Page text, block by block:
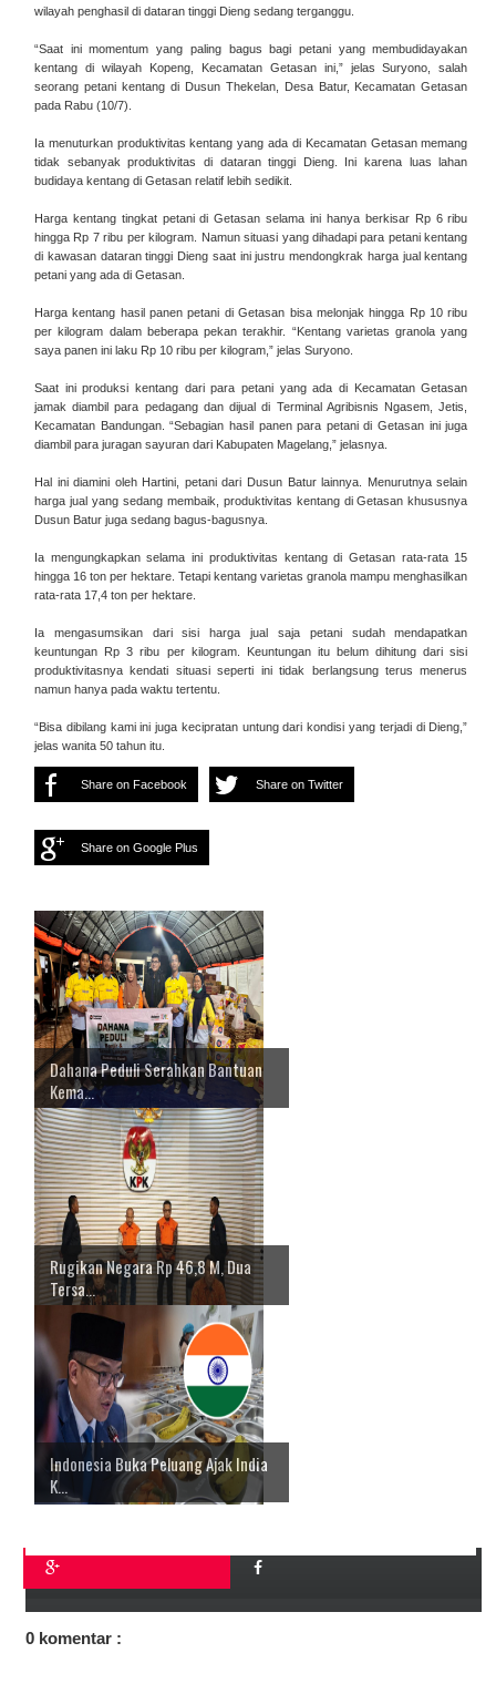
wilayah penghasil di dataran tinggi Dieng sedang terganggu.
“Saat ini momentum yang paling bagus bagi petani yang membudidayakan
kentang di wilayah Kopeng, Kecamatan Getasan ini,” jelas Suryono, salah
seorang petani kentang di Dusun Thekelan, Desa Batur, Kecamatan Getasan
pada Rabu (10/7).
Ia menuturkan produktivitas kentang yang ada di Kecamatan Getasan memang
tidak sebanyak produktivitas di dataran tinggi Dieng. Ini karena luas lahan
budidaya kentang di Getasan relatif lebih sedikit.
Harga kentang tingkat petani di Getasan selama ini hanya berkisar Rp 6 ribu
hingga Rp 7 ribu per kilogram. Namun situasi yang dihadapi para petani kentang
di kawasan dataran tinggi Dieng saat ini justru mendongkrak harga jual kentang
petani yang ada di Getasan.
Harga kentang hasil panen petani di Getasan bisa melonjak hingga Rp 10 ribu
per kilogram dalam beberapa pekan terakhir. “Kentang varietas granola yang
saya panen ini laku Rp 10 ribu per kilogram,” jelas Suryono.
Saat ini produksi kentang dari para petani yang ada di Kecamatan Getasan
jamak diambil para pedagang dan dijual di Terminal Agribisnis Ngasem, Jetis,
Kecamatan Bandungan. “Sebagian hasil panen para petani di Getasan ini juga
diambil para juragan sayuran dari Kabupaten Magelang,” jelasnya.
Hal ini diamini oleh Hartini, petani dari Dusun Batur lainnya. Menurutnya selain
harga jual yang sedang membaik, produktivitas kentang di Getasan khususnya
Dusun Batur juga sedang bagus-bagusnya.
Ia mengungkapkan selama ini produktivitas kentang di Getasan rata-rata 15
hingga 16 ton per hektare. Tetapi kentang varietas granola mampu menghasilkan
rata-rata 17,4 ton per hektare.
Ia mengasumsikan dari sisi harga jual saja petani sudah mendapatkan
keuntungan Rp 3 ribu per kilogram. Keuntungan itu belum dihitung dari sisi
produktivitasnya kendati situasi seperti ini tidak berlangsung terus menerus
namun hanya pada waktu tertentu.
“Bisa dibilang kami ini juga kecipratan untung dari kondisi yang terjadi di Dieng,”
jelas wanita 50 tahun itu.
Share on Facebook Share on Twitter
Share on Google Plus
Dahana Peduli Serahkan Bantuan
Kema...
Rugikan Negara Rp 46,8 M, Dua
Tersa...
Indonesia Buka Peluang Ajak India
K...
0 komentar :